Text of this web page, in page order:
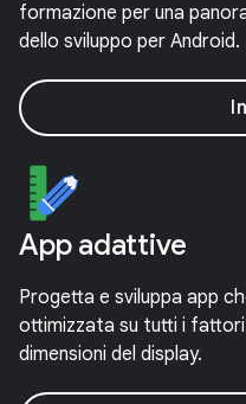
formazione per una
dello sviluppo per Android.
App adattive
Progetta e sviluppa app
ottimizzata su tutti i
dimensioni del display.